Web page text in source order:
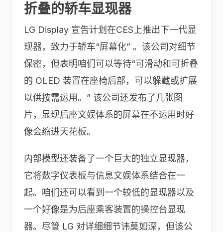
折叠的轿车显现器
LG Display 宣告计划在CES上推出下一代显
现器，致力于轿车“屏幕化” 。该公司对细节
保密，但表明咱们可以等待“可滑动和可折叠
的 OLED 装置在座椅后部，可以躲藏或扩展
以供按需运用。” 该公司还发布了几张图
片，显现后座文娱体系的屏幕在不运用时好
像会缩进天花板。
内部模型还装备了一个巨大的独立显现器，
它将数字仪表板与信息文娱体系结合在一
起。咱们还可以看到一个较低的显现器以及
一个好像是为后座乘客装置的操控台显现
器。尽管 LG 对详细细节讳莫如深，但该公